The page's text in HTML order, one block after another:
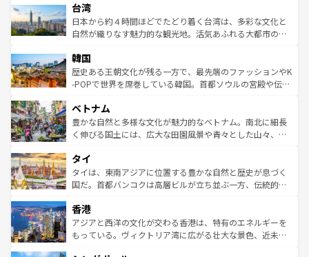
ならではの贅沢な旅のスタイルだ。 なお、新着のアメリカ
情報はコンテンツ一覧を参照してほしい。
れるおもてなしの心で訪れる人々を迎えてくれるハワイの
人々、おいしいローカルフードやハワイアンミュージッ
ク、伝統的なフラダンスなど、すべてがハワイの魅力を彩
ワイを、存分に味わってほしい。 なお、新着のハワイ情報
はコンテンツ一覧を参照してほしい。
リアリーフや大陸中央部にそびえるウルル（エアーズロッ
ク）、タスマニアの美しい原生林やケアンズの熱帯雨林な
ど、見どころがたくさん。また、カフェやワイン、オージ
いる。アクティビティも充実しており、サーフィンやダイ
ビング、ハイキングなど、アウトドア好きにはたまらな
い。オーストラリアの多彩な魅力を存分に味わいつくそ
参照してほしい。
台湾
日本から約４時間ほどでたどり着く台湾は、多彩な文化と
自然が織りなす魅力的な観光地。活気あふれる大都市の台
ン）、静ひつな山岳地帯である台湾東部など、都市の喧騒
と山間の静けさが共存しており、訪れる人に新しい発見と
驚きをもたらしてくれる。また、奥深い台湾の食文化も魅
容にもいいと評判のスイーツなど、バラエティ豊かな料理
が味わえる。 なお、新着の台湾情報は コンテンツ一覧を参
照してほしい。
韓国
歴史ある王朝文化が残る一方で、最先端のファッションやK
-POPで世界を席巻している韓国。首都ソウルの宮殿や伝統
き、地方に足を延ばせば四季折々の自然美を楽しむことが
できる。そして、キムチや焼肉、絶品のストリートフード
まで、さまざまな韓国料理が待っている。夜には、韓国な
リティに包まれながら、韓国の多彩な魅力を心ゆくまで味
わってみてほしい。 なお、新着の韓国情報はコンテンツ一
覧を参照してほしい。
ベトナム
豊かな自然と多様な文化が魅力的なベトナム。南北に細長
く伸びる国土には、広大な田園風景や青々とした山々、世
急速な発展と共に伝統が息づく。ハノイの古い町並みやホ
ーチミン市のフランス統治時代の建物も、独特の雰囲気を
醸し出している。また、バラエティの豊かさとおいしさで
とつ。フォーやバインミー、ベトナムコーヒーなどは、ぜ
ひ現地で味わいたい。どの地域を訪れてもあたたかい人々
が旅行者を迎えてくれるので、きっと忘れられない旅にな
タイ
タイは、東南アジアに位置する豊かな自然と歴史が息づく
国だ。首都バンコクは高層ビルが立ち並ぶ一方、伝統的な
の活気が交差している。北部ではチェンマイなどの山岳地
帯で自然と触れ合い、南部ではプーケットやクラビの美し
いビーチでリゾート気分を楽しむことができる。タイ料理
香港
アジアと西洋の文化が交わる香港は、特有のエネルギーを
もっている。ヴィクトリア湾に広がる壮大な景色、近未来